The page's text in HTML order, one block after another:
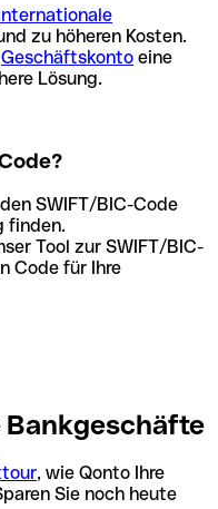
zu höheren Kosten.
Geschäftskonto eine
Lösung.
SWIFT/BIC-Code
finden.
Tool zur SWIFT/BIC-
Code für Ihre
Bankgeschäfte
, wie Qonto Ihre
Sie noch heute